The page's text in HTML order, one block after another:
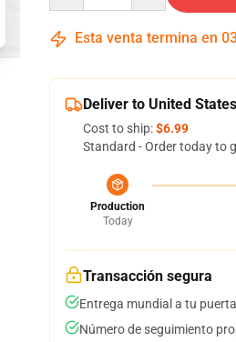
Esta venta termina en
Deliver to United States
Cost to ship:$6.99
Standard - Order today to
Production
Today
Transacción segura
Entrega mundial a tu puerta
Número de seguimiento